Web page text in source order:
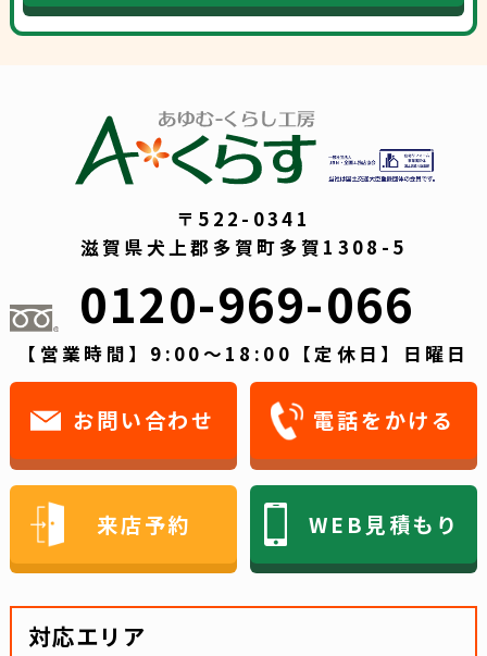
〒522-0341
滋賀県犬上郡多賀町多賀1308-5
0120-969-066
【営業時間】9:00～18:00【定休日】日曜日
お問い合わせ 電話をかける
来店予約 WEB見積もり
対応エリア